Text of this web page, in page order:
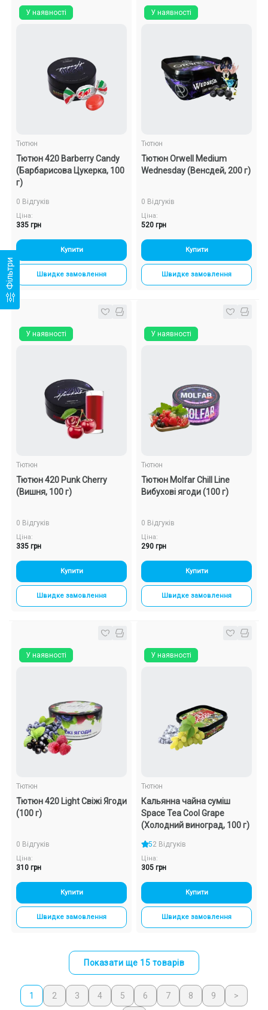
У наявності
Тютюн
Тютюн 420 Barberry Candy
(Барбарисова Цукерка, 100
г)
0 Відгуків
Ціна:
335 грн
Купити
Швидке замовлення
У наявності
Тютюн
Тютюн Orwell Medium
Wednesday (Венсдей, 200 г)
0 Відгуків
Ціна:
520 грн
Купити
Швидке замовлення
У наявності
Тютюн
Тютюн 420 Punk Cherry
(Вишня, 100 г)
0 Відгуків
Ціна:
335 грн
Купити
Швидке замовлення
У наявності
Тютюн
Тютюн Molfar Chill Line
Вибухові ягоди (100 г)
0 Відгуків
Ціна:
290 грн
Купити
Швидке замовлення
У наявності
Тютюн
Тютюн 420 Light Свіжі Ягоди
(100 г)
0 Відгуків
Ціна:
310 грн
Купити
Швидке замовлення
У наявності
Тютюн
Кальянна чайна суміш
Space Tea Cool Grape
(Холодний виноград, 100 г)
52 Відгуків
Ціна:
305 грн
Купити
Швидке замовлення
Показати ще 15 товарів
1 2 3 4 5 6 7 8 9 >
Фільтри